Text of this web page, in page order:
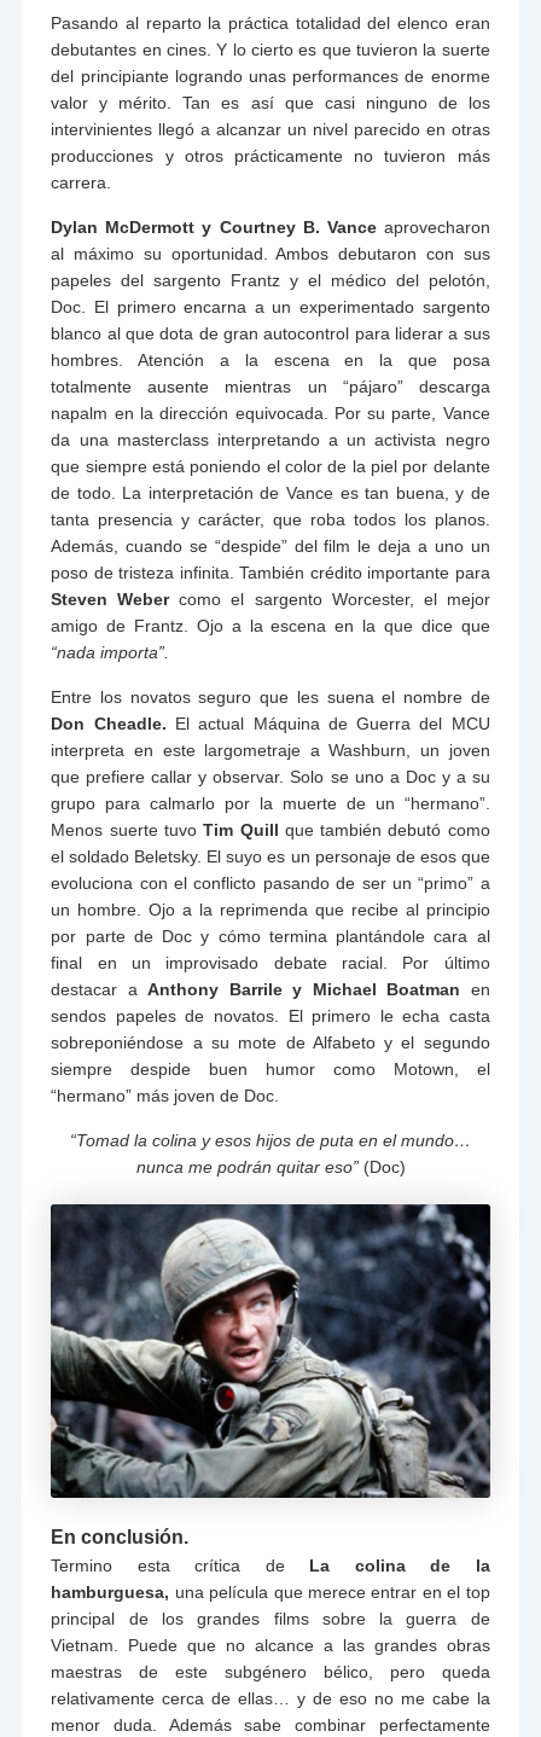
Pasando al reparto la práctica totalidad del elenco eran
debutantes en cines. Y lo cierto es que tuvieron la suerte
del principiante logrando unas performances de enorme
valor y mérito. Tan es así que casi ninguno de los
intervinientes llegó a alcanzar un nivel parecido en otras
producciones y otros prácticamente no tuvieron más
carrera.
Dylan McDermott y Courtney B. Vanceaprovecharon
al máximo su oportunidad. Ambos debutaron con sus
papeles del sargento Frantz y el médico del pelotón,
Doc. El primero encarna a un experimentado sargento
blanco al que dota de gran autocontrol para liderar a sus
hombres. Atención a la escena en la que posa
totalmente ausente mientras un “pájaro” descarga
napalm en la dirección equivocada. Por su parte, Vance
da una masterclass interpretando a un activista negro
que siempre está poniendo el color de la piel por delante
de todo. La interpretación de Vance es tan buena, y de
tanta presencia y carácter, que roba todos los planos.
Además, cuando se “despide” del film le deja a uno un
poso de tristeza infinita. También crédito importante para
Steven Webercomo el sargento Worcester, el mejor
amigo de Frantz. Ojo a la escena en la que dice que
“nada importa”.
Entre los novatos seguro que les suena el nombre de
Don Cheadle. El actual Máquina de Guerra del MCU
interpreta en este largometraje a Washburn, un joven
que prefiere callar y observar. Solo se uno a Doc y a su
grupo para calmarlo por la muerte de un “hermano”.
Menos suerte tuvoTim Quill que también debutó como
el soldado Beletsky. El suyo es un personaje de esos que
evoluciona con el conflicto pasando de ser un “primo” a
un hombre. Ojo a la reprimenda que recibe al principio
por parte de Doc y cómo termina plantándole cara al
final en un improvisado debate racial. Por último
destacar aAnthony Barrile y Michael Boatman en
sendos papeles de novatos. El primero le echa casta
sobreponiéndose a su mote de Alfabeto y el segundo
siempre despide buen humor como Motown, el
“hermano” más joven de Doc.
“Tomad la colina y esos hijos de puta en el mundo…
nunca me podrán quitar eso”(Doc)
En conclusión.
Termino esta crítica deLa colina de la
hamburguesa, una película que merece entrar en el top
principal de los grandes films sobre la guerra de
Vietnam. Puede que no alcance a las grandes obras
maestras de este subgénero bélico, pero queda
relativamente cerca de ellas… y de eso no me cabe la
menor duda. Además sabe combinar perfectamente